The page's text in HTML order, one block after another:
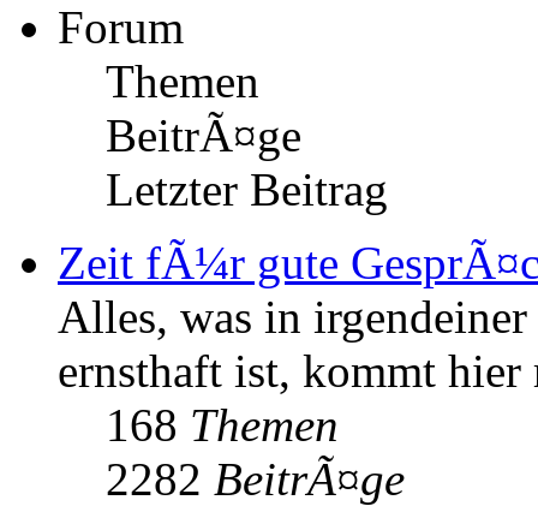
Forum
Themen
BeitrÃ¤ge
Letzter Beitrag
Zeit fÃ¼r gute
Alles, was in irgendeiner
ernsthaft ist, kommt hier
168 Themen
2282 BeitrÃ¤ge